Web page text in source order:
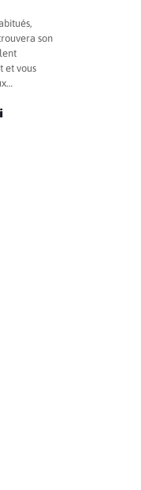
son
et vous